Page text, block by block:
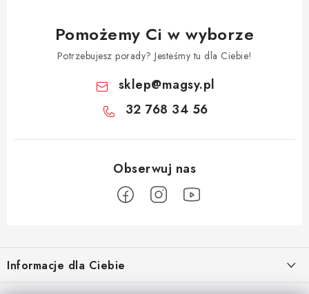
Pomożemy Ci w wyborze
Potrzebujesz porady? Jesteśmy tu dla Ciebie!
sklep@magsy.pl
32 768 34 56
oInformacje dla Ciebie